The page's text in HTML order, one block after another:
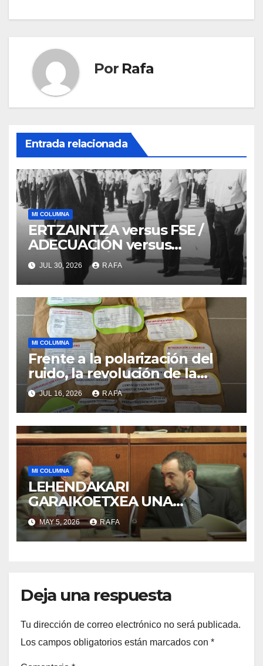
entradas
Por Rafa
Entrada relacionada
MI COLUMNA
ERTZAINTZA versus FSE /
ADECUACIÓN versus
SUSTITUCIÓN
JUL 30, 2026 RAFA
MI COLUMNA
Frente a la polarización del
ruido, la revolución de la
acogida
JUL 16, 2026 RAFA
MI COLUMNA
LEHENDAKARI
GARAIKOETXEA UNA
PERSONA QUE DIGNIFICA EL
EJERCICIO DE LA POLÍTICA
MAY 5, 2026 RAFA
Deja una respuesta
Tu dirección de correo electrónico no será publicada.
Los campos obligatorios están marcados con *